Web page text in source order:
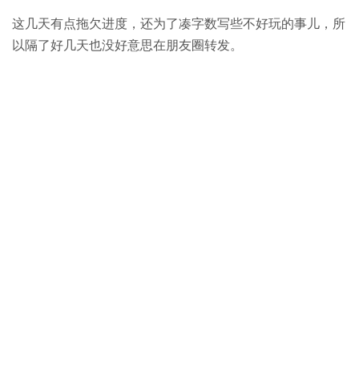
这几天有点拖欠进度，还为了凑字数写些不好玩的事儿，所
以隔了好几天也没好意思在朋友圈转发。